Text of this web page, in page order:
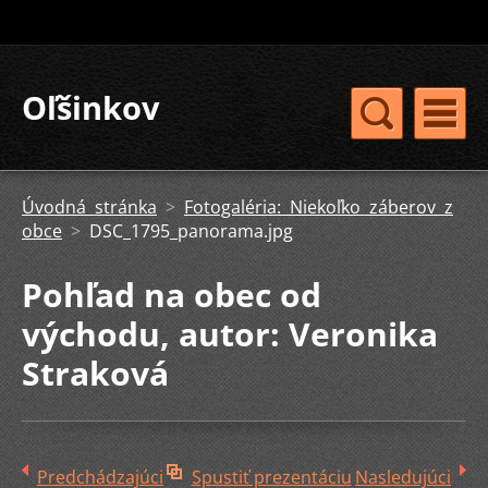
Oľšinkov
Úvodná stránka > Fotogaléria: Niekoľko záberov z
obce > DSC_1795_panorama.jpg
Pohľad na obec od
východu, autor: Veronika
Straková
Predchádzajúci Spustiť prezentáciu Nasledujúci